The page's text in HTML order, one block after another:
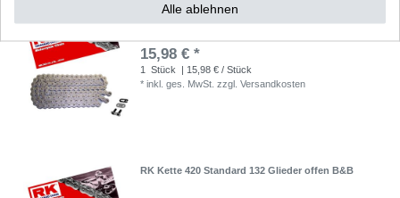
RK Kette 420 Standard 130 Glieder offen B&B
15,98 € *
1 Stück
| 15,98 € / Stück
*inkl. ges. MwSt. zzgl.Versandkosten
RK Kette 420 Standard 132 Glieder offen B&B
Alle ablehnen